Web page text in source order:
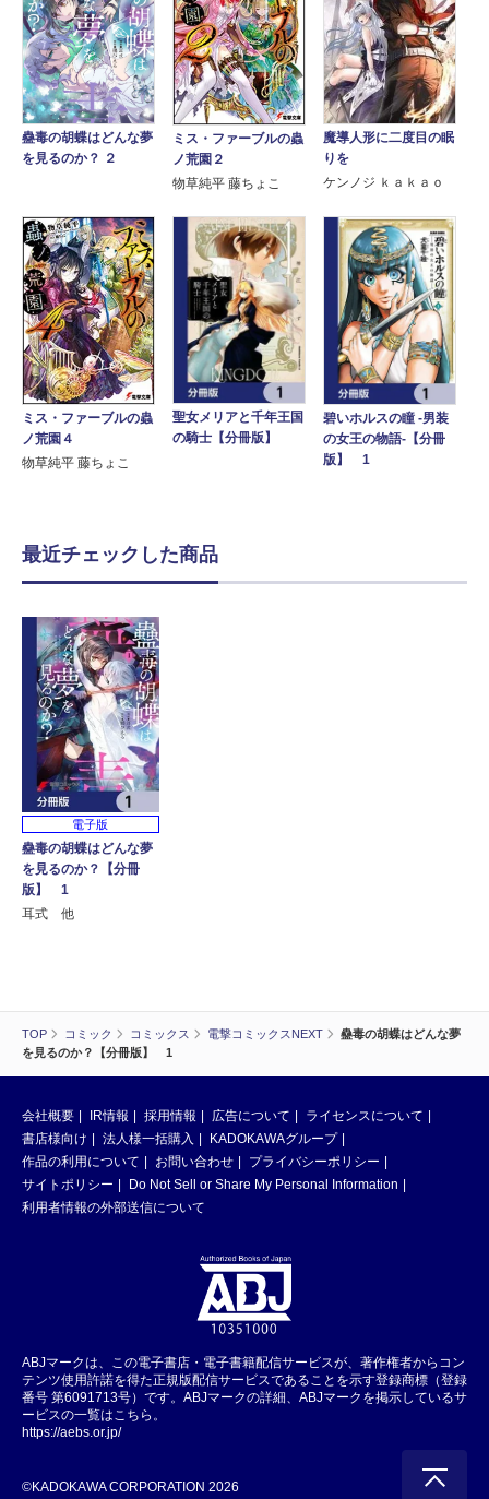
TOP コミック コミックス 電撃コミックスNEXT
蠱毒の胡蝶はどんな夢
を見るのか？【分冊版】 1
蠱毒の胡蝶はどんな夢
を見るのか？ ２
ミス・ファーブルの蟲
ノ荒園２
物草純平 藤ちょこ
魔導人形に二度目の眠
りを
ケンノジ ｋａｋａｏ
ミス・ファーブルの蟲
ノ荒園４
物草純平 藤ちょこ
聖女メリアと千年王国
の騎士【分冊版】
碧いホルスの瞳 -男装
の女王の物語-【分冊
版】 1
最近チェックした商品
電子版
蠱毒の胡蝶はどんな夢
を見るのか？【分冊
版】 1
耳式 他
会社概要 IR情報 採用情報 広告について
ライセンスについて
書店様向け
法人様一括購入
KADOKAWAグループ
作品の利用について
お問い合わせ
プライバシーポリシー
サイトポリシー
Do Not Sell or Share My Personal Information
利用者情報の外部送信について
ABJマークは、この電子書店・電子書籍配信サービスが、著作権者からコン
テンツ使用許諾を得た正規版配信サービスであることを示す登録商標（登録
番号 第6091713号）です。ABJマークの詳細、ABJマークを掲示しているサ
ービスの一覧はこちら。
https://aebs.or.jp/
©KADOKAWA CORPORATION 2026